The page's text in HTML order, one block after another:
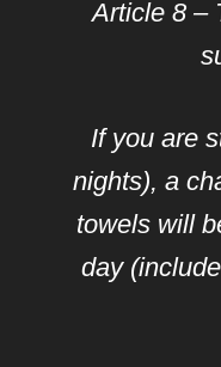
Article 8 –
If you are
nights), a
towels will
day